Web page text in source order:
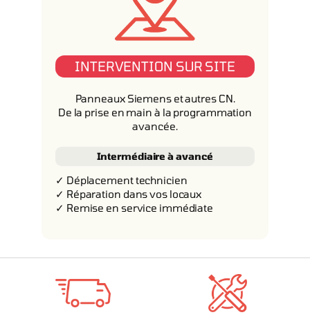
INTERVENTION SUR SITE
Panneaux Siemens et autres CN.
De la prise en main à la programmation
avancée.
Intermédiaire à avancé
✓ Déplacement technicien
✓ Réparation dans vos locaux
✓ Remise en service immédiate